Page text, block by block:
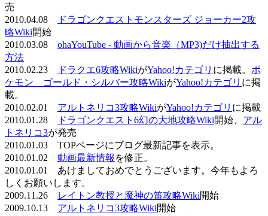
売
2010.04.08
ドラゴンクエストモンスターズ ジョーカー2攻
略Wiki開始
2010.03.08 ohaYouTube - 動画から音楽（MP3)だけ抽出する
方法
2010.02.23
ドラクエ6攻略WikiがYahoo!カテゴリ に掲載。 ポ
ケモン ゴールド・シルバー攻略WikiがYahoo!カテゴリ に掲
載。
2010.02.01 アルトネリコ3攻略WikiがYahoo!カテゴリ に掲載
2010.01.28
ドラゴンクエスト6幻の大地攻略Wiki開始、 アル
トネリコ3が発売
2010.01.03 TOPページにブログ最新記事を表示。
2010.01.02 動画最新情報 を修正。
2010.01.01 あけましておめでとうございます。今年もよろ
しくお願いします。
2009.11.26
レイトン教授と魔神の笛攻略Wiki開始
2009.10.13 アルトネリコ3攻略Wiki開始